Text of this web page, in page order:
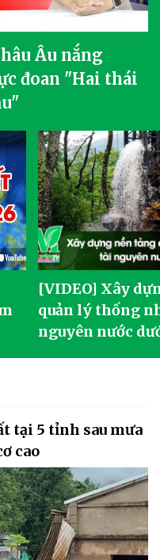
Âu nắng
đoan "Hai thái
[VIDEO] Xây
quản lý thống
nguyên nước
tại 5 tỉnh sau mưa
cao